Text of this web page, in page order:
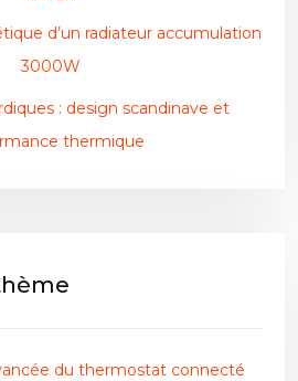
d’un radiateur accumulation
3000W
: design scandinave et
thermique
du thermostat connecté